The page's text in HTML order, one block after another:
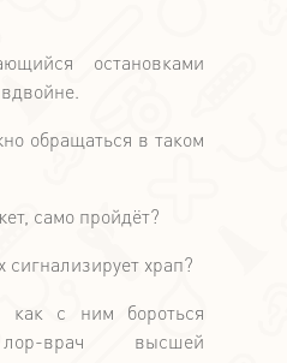
остановками
обращаться в таком
само пройдёт?
храп?
как с ним бороться
врач высшей